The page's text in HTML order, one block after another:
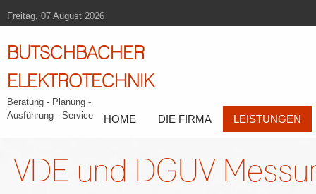
Freitag, 07 August 2026
BUTSCHBACHER
ELEKTROTECHNIK
Beratung - Planung -
Ausführung - Service
HOME DIE FIRMA LEISTUNGEN
VDE und DGUV